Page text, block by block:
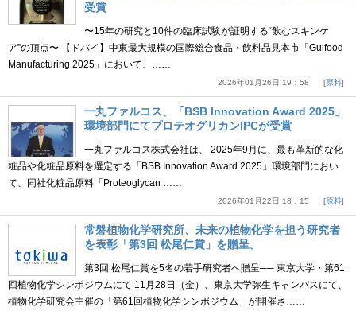
受賞
〜15年の研究と10件の臨床試験が証明する“飲むスキンケ
ア”の頂点〜 【ドバイ】中東最大規模の国際総合食品・飲料品見本市「Gulfood
Manufacturing 2025」において、……
2026年01月26日 19：58 原料
一丸ファルコス、「BSB Innovation Award 2025」
環境部門にてプロテオグリカンIPCが受賞
一丸ファルコス株式会社は、 2025年9月に、最も革新的な化
粧品や化粧品原料を選定する「BSB Innovation Award 2025」環境部門におい
て、同社化粧品原料「Proteoglycan ……
2026年01月22日 18：15 原料
常磐植物化学研究所、未来の植物化学を担う研究者
を表彰「第3回 松尾仁賞」を贈呈。
第3回 松尾仁賞を5名の若手研究者へ贈呈── 東京大学・第61
回植物化学シンポジウムにて 11月28日（金）、東京大学弥生キャンパスにて、
植物化学研究会主催の「第61回植物化学シンポジウム」が開催さ……